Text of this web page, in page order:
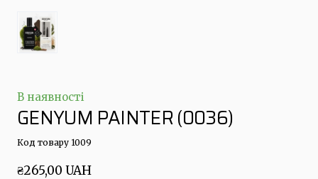
В наявності
GENYUM PAINTER(0036)
Код товару 1009
₴265,00 UAH